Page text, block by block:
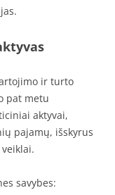
ir turto
pat metu
aktyvai,
pajamų, išskyrus
savybes: